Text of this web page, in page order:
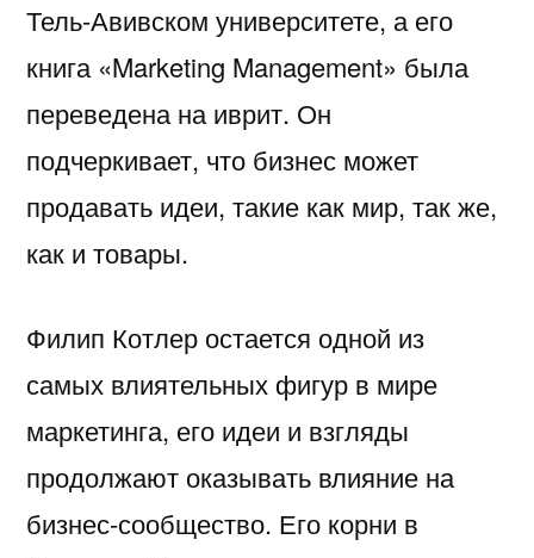
Тель-Авивском университете, а его
книга «Marketing Management» была
переведена на иврит. Он
подчеркивает, что бизнес может
продавать идеи, такие как мир, так же,
как и товары.
Филип Котлер остается одной из
самых влиятельных фигур в мире
маркетинга, его идеи и взгляды
продолжают оказывать влияние на
бизнес-сообщество. Его корни в